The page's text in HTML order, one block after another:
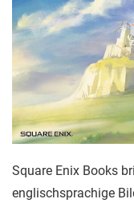
Square Enix Books
englischsprachige